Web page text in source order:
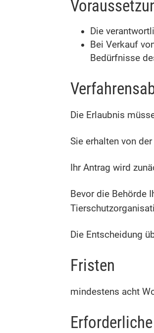
Die
Bei Verkauf
Bedürfnisse
Die Erlaubnis
Sie erhalten von
Ihr Antrag wird
Bevor die Behörde
Die Entscheidung
Fristen
mindestens acht